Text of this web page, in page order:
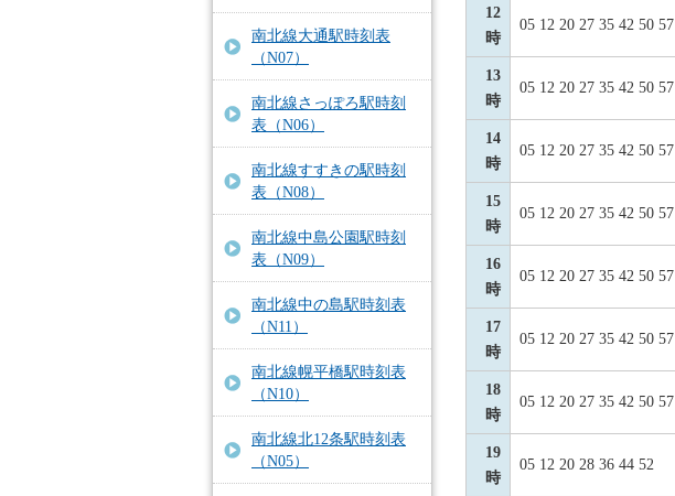
南北線大通駅時刻表
（N07）
南北線さっぽろ駅時刻
表（N06）
南北線すすきの駅時刻
表（N08）
南北線中島公園駅時刻
表（N09）
南北線中の島駅時刻表
（N11）
南北線幌平橋駅時刻表
（N10）
南北線北12条駅時刻表
（N05）
12
時
05 12 20 27 35 42 50 57
13
時
05 12 20 27 35 42 50 57
14
時
05 12 20 27 35 42 50 57
15
時
05 12 20 27 35 42 50 57
16
時
05 12 20 27 35 42 50 57
17
時
05 12 20 27 35 42 50 57
18
時
05 12 20 27 35 42 50 57
19
時
05 12 20 28 36 44 52